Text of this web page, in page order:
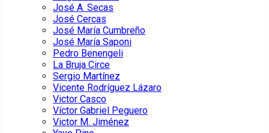
José A. Secas
José Cercas
José María Cumbreño
José María Saponi
Pedro Benengeli
La Bruja Circe
Sergio Martínez
Vicente Rodríguez Lázaro
Victor Casco
Víctor Gabriel Peguero
Victor M. Jiménez